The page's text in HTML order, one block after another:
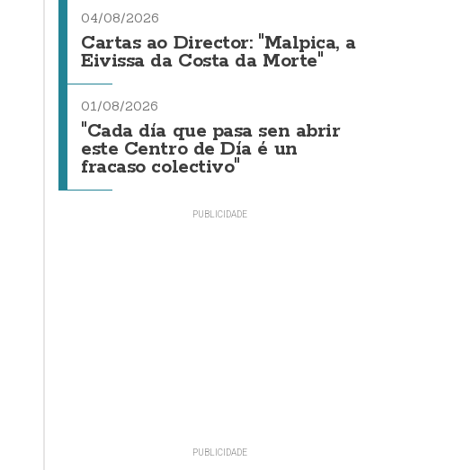
04/08/2026
Cartas ao Director: "Malpica, a
Eivissa da Costa da Morte"
01/08/2026
"Cada día que pasa sen abrir
este Centro de Día é un
fracaso colectivo"